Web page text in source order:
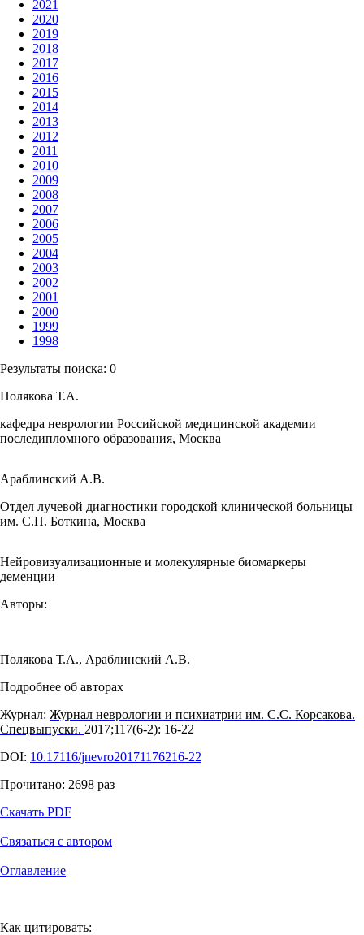
2021
2020
2019
2018
2017
2016
2015
2014
2013
2012
2011
2010
2009
2008
2007
2006
2005
2004
2003
2002
2001
2000
1999
1998
Результаты поиска: 0
Полякова Т.А.
кафедра неврологии Российской медицинской академии
последипломного образования, Москва
Араблинский А.В.
Отдел лучевой диагностики городской клинической больницы
им. С.П. Боткина, Москва
Нейровизуализационные и молекулярные биомаркеры
деменции
Авторы:
Полякова Т.А., Араблинский А.В.
Подробнее об авторах
Журнал: Журнал неврологии и психиатрии им. С.С. Корсакова.
Спецвыпуски. 2017;117(6‑2): 16‑22
DOI: 10.17116/jnevro20171176216-22
Прочитано: 2698 раз
Скачать PDF
Связаться с автором
Оглавление
Как цитировать: